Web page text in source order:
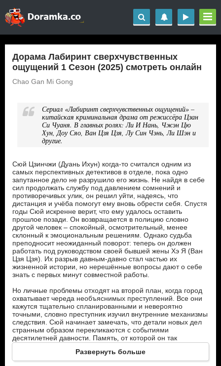
Дорама Лабиринт сверхчувственных
ощущений 1 Сезон (2025) смотреть онлайн
Chao Gan Mi Gong
Сериал «Лабиринт сверхчувственных ощущений» –
китайская криминальная драма от режиссёра Цзан
Си Чуаня. В главных ролях: Ли И Нань, Чжэн Цю
Хун, Доу Сяо, Ван Цзя Цзя, Лу Син Чэнь, Ли Шэн и
другие.
Сюй Цзинчжи (Дуань Ихун) когда-то считался одним из
самых перспективных детективов в отделе, пока одно
запутанное дело не разрушило его жизнь. Не найдя в себе
сил продолжать службу под давлением сомнений и
противоречивых улик, он решил уйти, надеясь, что
дистанция и учёба помогут ему вновь обрести себя. Спустя
годы Сюй искренне верит, что ему удалось оставить
прошлое позади. Он возвращается в полицию словно
другой человек – спокойный, осмотрительный, менее
склонный к эмоциональным решениям. Однако судьба
преподносит неожиданный поворот: теперь он должен
работать под руководством своей бывшей жены Хэ Я (Ван
Цзя Цзя). Их разрыв давным-давно стал частью их
жизненной истории, но нерешённые вопросы дают о себе
знать с первых минут совместной работы.
Но личные проблемы отходят на второй план, когда город
охватывает череда необъяснимых преступлений. Все они
кажутся тщательно спланированными и невероятно
точными, словно преступник изучил внутренние механизмы
следствия. Сюй начинает замечать, что детали новых дел
странным образом перекликаются с событиями
десятилетней давности. Память, от которой он так
стремился убежать, вновь выводит его на те же следы.
Постепенно Сюй выходит на Чжуан Минчэня (Шон Доу),
которого он когда-то воспринимал как брата. По всем
Развернуть больше